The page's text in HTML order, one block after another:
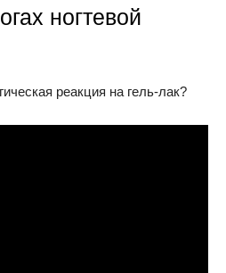
ногтевой
реакция на гель-лак?